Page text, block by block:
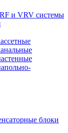
и VRV системы
блоки